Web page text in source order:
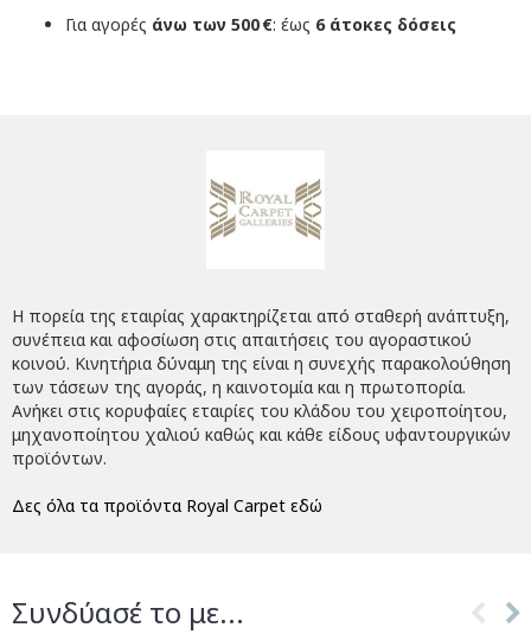
Για αγορές άνω των 500 €: έως 6 άτοκες δόσεις
Η πορεία της εταιρίας χαρακτηρίζεται από σταθερή ανάπτυξη,
συνέπεια και αφοσίωση στις απαιτήσεις του αγοραστικού
κοινού. Κινητήρια δύναμη της είναι η συνεχής παρακολούθηση
των τάσεων της αγοράς, η καινοτομία και η πρωτοπορία.
Ανήκει στις κορυφαίες εταιρίες του κλάδου του χειροποίητου,
μηχανοποίητου χαλιού καθώς και κάθε είδους υφαντουργικών
προϊόντων.
Δες όλα τα προϊόντα Royal Carpet εδώ
Συνδύασέ το με...